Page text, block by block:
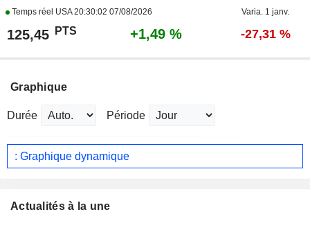
Temps réel USA20:30:02 07/08/2026 Varia. 1 janv.
125,45 PTS +1,49 % -27,31 %
Graphique
Durée Période
: Graphique dynamique
Actualités à la une